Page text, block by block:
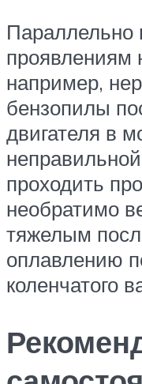
проявлениям
например,
бензопилы
двигателя в
проходить
необратимо
тяжелым
оплавлению
коленчатого